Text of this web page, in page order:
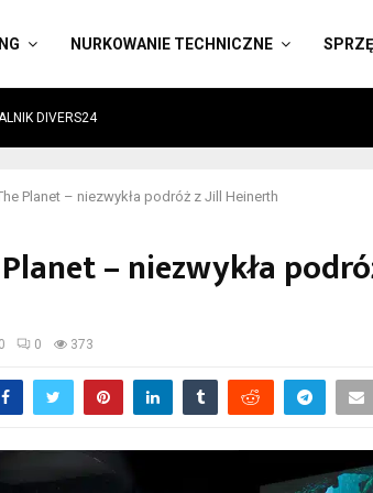
NURKOWANIE TECHNICZNE
DIVERS24
Planet – niezwykła podróż z Jill Heinerth
– niezwykła
0 373